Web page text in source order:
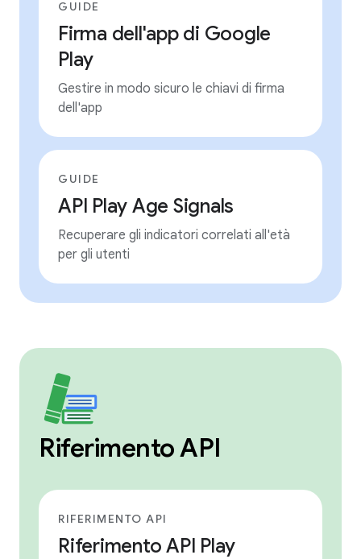
GUIDE
Firma dell'app di Google
Play
Gestire in modo sicuro le chiavi di firma
dell'app
GUIDE
API Play Age Signals
Recuperare gli indicatori correlati all'età
per gli utenti
Riferimento API
RIFERIMENTO API
Riferimento API Play